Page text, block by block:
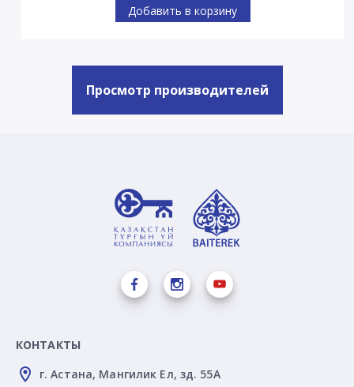
Добавить в корзину
Просмотр производителей
КОНТАКТЫ
г. Астана, Мангилик Ел, зд. 55А